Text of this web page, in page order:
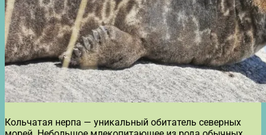
Кольчатая нерпа — уникальный обитатель северных